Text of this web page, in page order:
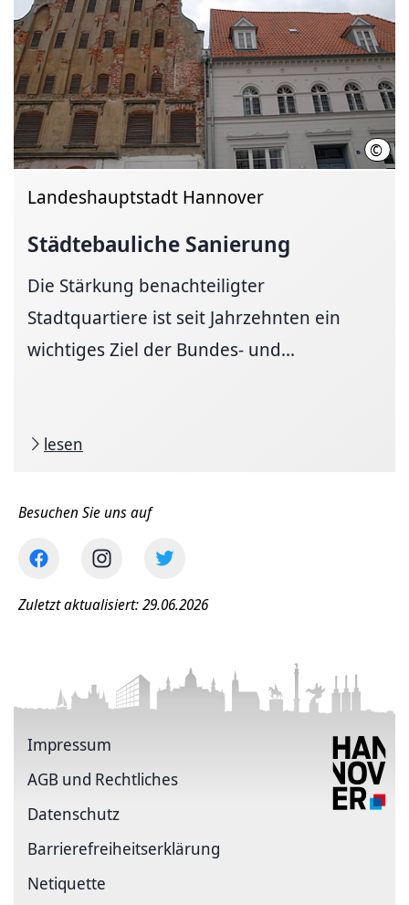
©
Landeshauptstadt Hannover
Städtebauliche Sanierung
Die Stärkung benachteiligter
Stadtquartiere ist seit Jahrzehnten ein
wichtiges Ziel der Bundes- und...
lesen
Besuchen Sie uns auf
Zuletzt aktualisiert: 29.06.2026
Impressum
AGB und Rechtliches
Datenschutz
Barriere­freiheits­erklärung
Netiquette